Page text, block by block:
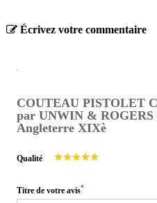
Écrivez votre commentaire
COUTEAU PISTOLET
par UNWIN &
Angleterre XIXè
Qualité
Titre de votre avis*